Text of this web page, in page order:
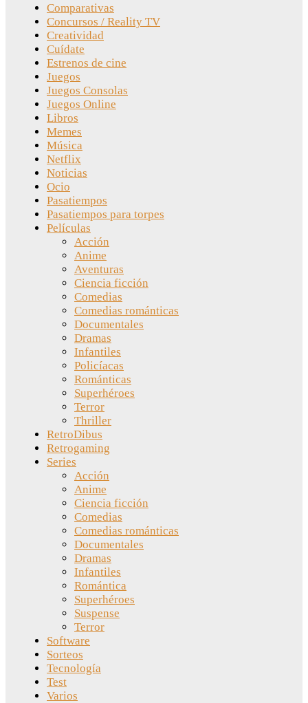
Comparativas
Concursos / Reality TV
Creatividad
Cuídate
Estrenos de cine
Juegos
Juegos Consolas
Juegos Online
Libros
Memes
Música
Netflix
Noticias
Ocio
Pasatiempos
Pasatiempos para torpes
Películas
Acción
Anime
Aventuras
Ciencia ficción
Comedias
Comedias románticas
Documentales
Dramas
Infantiles
Policíacas
Románticas
Superhéroes
Terror
Thriller
RetroDibus
Retrogaming
Series
Acción
Anime
Ciencia ficción
Comedias
Comedias románticas
Documentales
Dramas
Infantiles
Romántica
Superhéroes
Suspense
Terror
Software
Sorteos
Tecnología
Test
Varios